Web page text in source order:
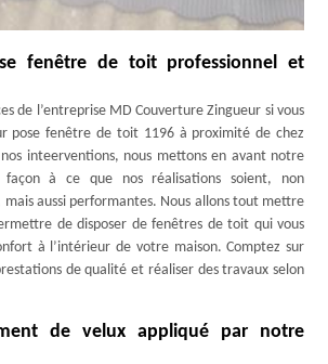
fenêtre de toit professionnel et
de l’entreprise MD Couverture Zingueur si vous
pose fenêtre de toit 1196 à proximité de chez
inteerventions, nous mettons en avant notre
façon à ce que nos réalisations soient, non
aussi performantes. Nous allons tout mettre
de disposer de fenêtres de toit qui vous
à l’intérieur de votre maison. Comptez sur
de qualité et réaliser des travaux selon
de velux appliqué par notre